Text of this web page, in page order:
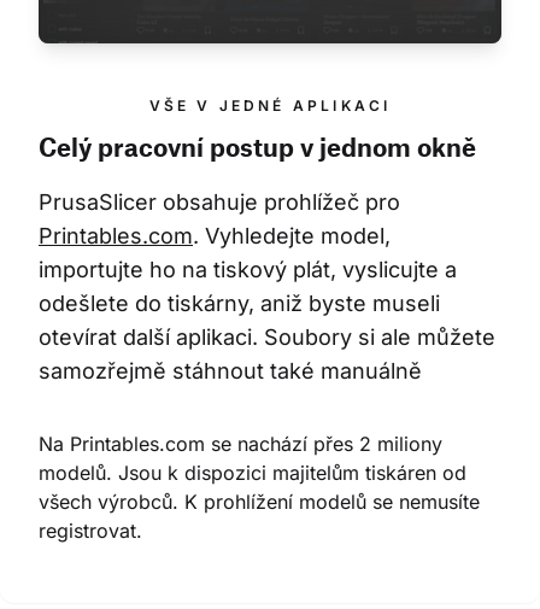
VŠE V JEDNÉ APLIKACI
Celý pracovní postup v jednom okně
PrusaSlicer obsahuje prohlížeč pro
Printables.com. Vyhledejte model,
importujte ho na tiskový plát, vyslicujte a
odešlete do tiskárny, aniž byste museli
otevírat další aplikaci. Soubory si ale můžete
samozřejmě stáhnout také manuálně
Na Printables.com se nachází přes 2 miliony
modelů. Jsou k dispozici majitelům tiskáren od
všech výrobců. K prohlížení modelů se nemusíte
registrovat.